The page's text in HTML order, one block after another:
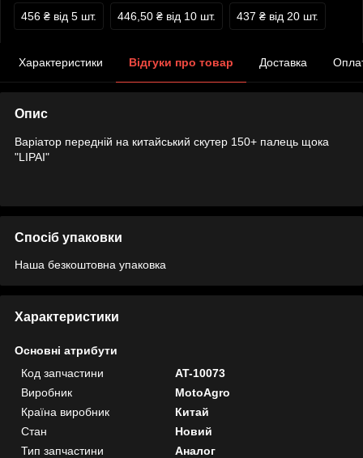
456 ₴ від 5 шт. 446,50 ₴ від 10 шт. 437 ₴ від 20 шт.
Характеристики Відгуки про товар Доставка
Опис
Варіатор передній на китайський скутер 150+ палець щока
"LIPAI"
Спосіб упаковки
Наша безкоштовна упаковка
Характеристики
Основні атрибути
Код запчастини
AT-10073
Виробник
MotoAgro
Країна виробник
Китай
Стан
Новий
Тип запчастини
Аналог